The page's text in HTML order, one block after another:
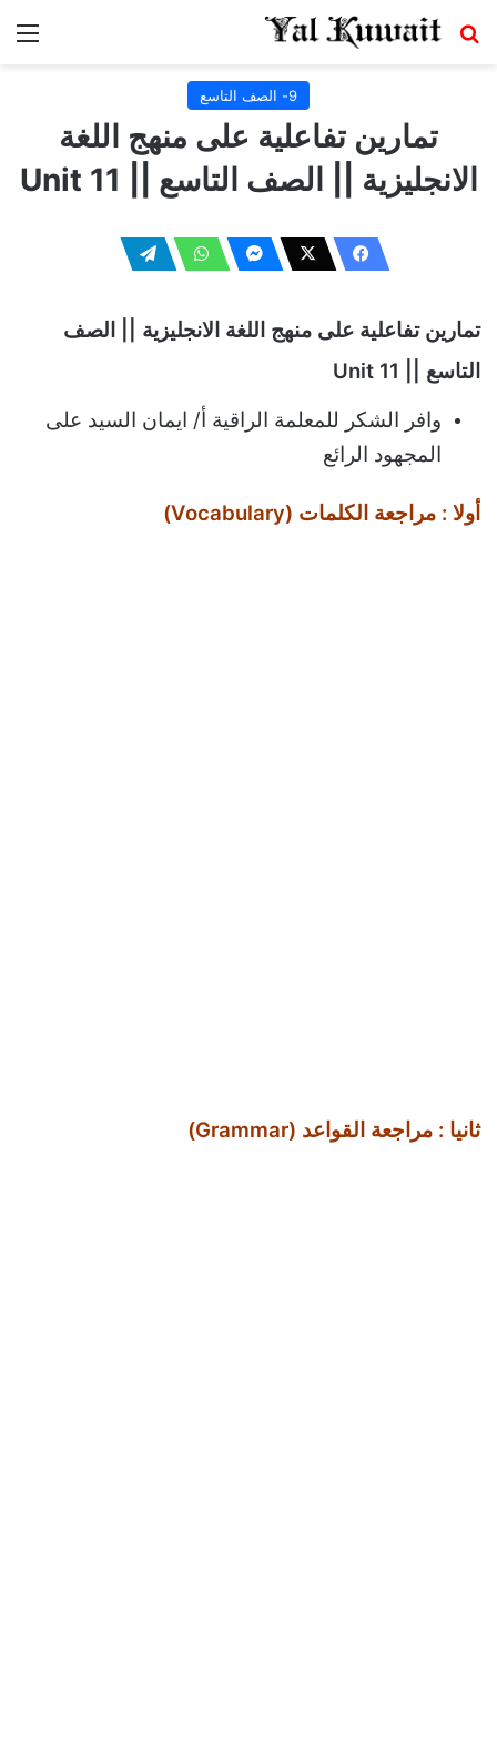
بحث عن
9- الصف التاسع
تمارين تفاعلية على منهج اللغة
الانجليزية || الصف التاسع || Unit 11
تمارين تفاعلية على منهج اللغة الانجليزية || الصف
التاسع || Unit 11
وافر الشكر للمعلمة الراقية أ/ ايمان السيد على
المجهود الرائع
أولا : مراجعة الكلمات (Vocabulary)
ثانيا : مراجعة القواعد (Grammar)